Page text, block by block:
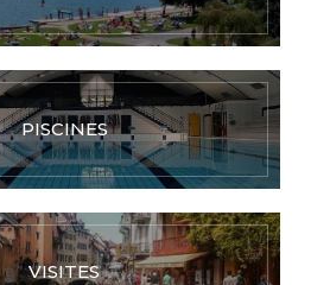
PISCINES
VISITES